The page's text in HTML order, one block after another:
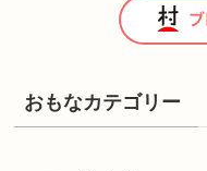
おもなカテゴリー